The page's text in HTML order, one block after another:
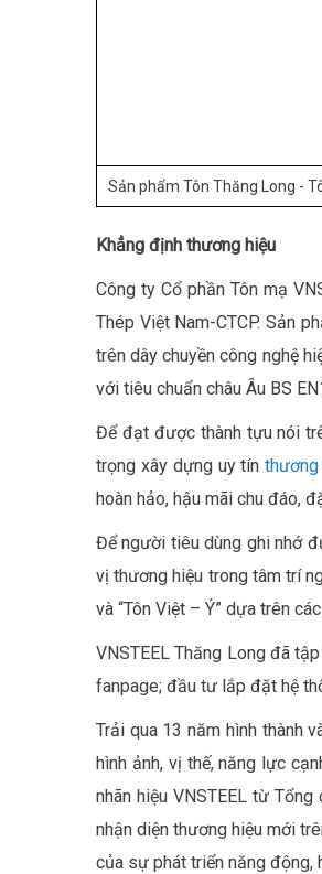
Sản phẩm Tôn Thăng Long -
Khẳng định thương hiệu
Công ty Cổ phần Tôn mạ
Thép Việt Nam-CTCP. Sản
trên dây chuyền công nghệ
với tiêu chuẩn châu Âu BS
Để đạt được thành tựu nói
trọng xây dựng uy tínthương
hoàn hảo, hậu mãi chu đáo,
Để người tiêu dùng ghi nhớ
vị thương hiệu trong tâm trí
và “Tôn Việt – Ý” dựa trên
VNSTEEL Thăng Long đã
fanpage; đầu tư lắp đặt hệ
Trải qua 13 năm hình thành
hình ảnh, vị thế, năng lực
nhãn hiệu VNSTEEL từ
nhận diện thương hiệu mới
của sự phát triển năng động,